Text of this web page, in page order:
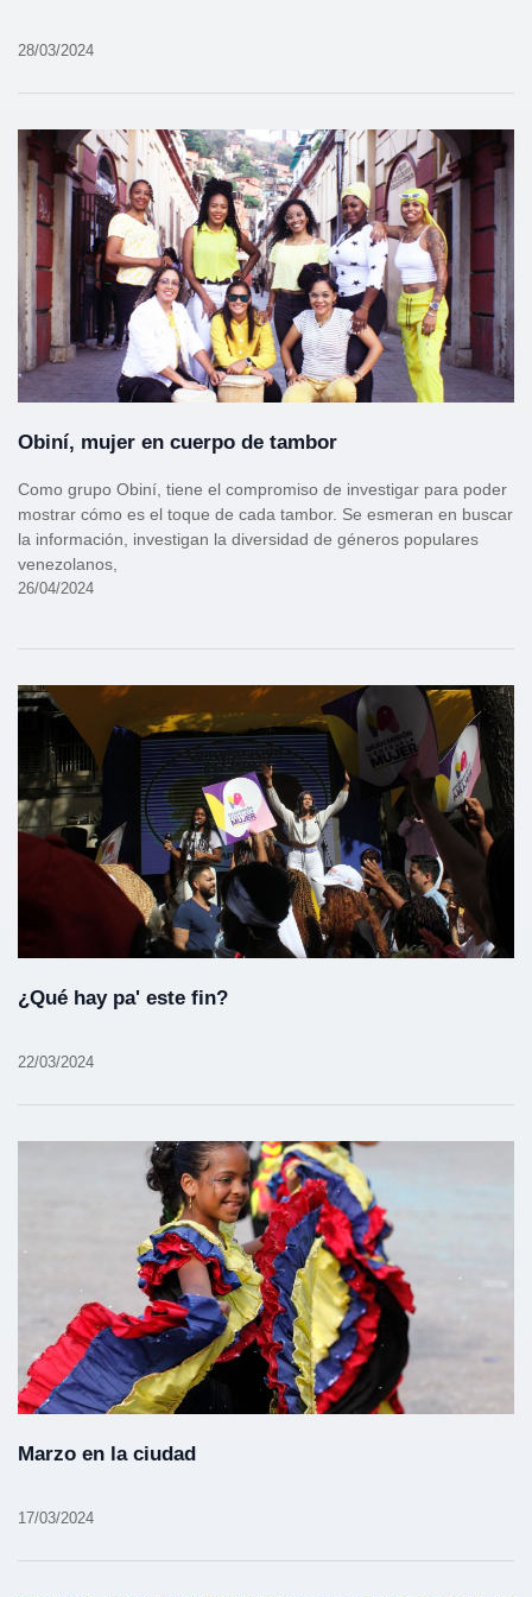
28/03/2024
Obiní, mujer en cuerpo de tambor
Como grupo Obiní, tiene el compromiso de investigar para poder
mostrar cómo es el toque de cada tambor. Se esmeran en buscar
la información, investigan la diversidad de géneros populares
venezolanos,
26/04/2024
¿Qué hay pa' este fin?
22/03/2024
Marzo en la ciudad
17/03/2024